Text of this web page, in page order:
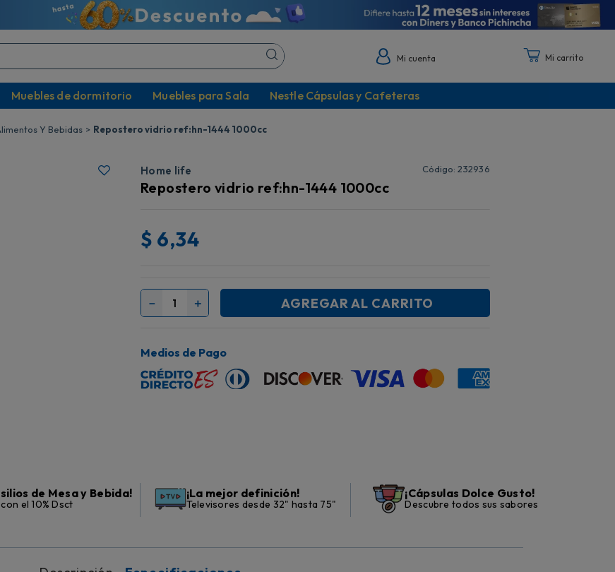
Mi cuenta
Muebles de dormitorio Muebles para Sala Nestle Cápsulas y Cafeteras
Y Bebidas Repostero vidrio ref:hn-1444 1000cc
Home life : 232936
Repostero vidrio ref:hn-1444 1000cc
$ 6,34
＋
－ AGREGAR AL CARRITO
Medios de Pago
de Mesa y Bebida!
el 10% Dsct
¡La mejor definición!
Televisores desde 32" hasta 75"
¡Cápsulas Dolce Gusto!
Descubre todos sus sabores